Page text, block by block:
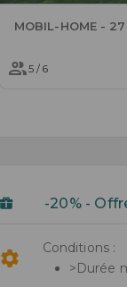
5 / 6
-20% -
Conditions :
>Durée